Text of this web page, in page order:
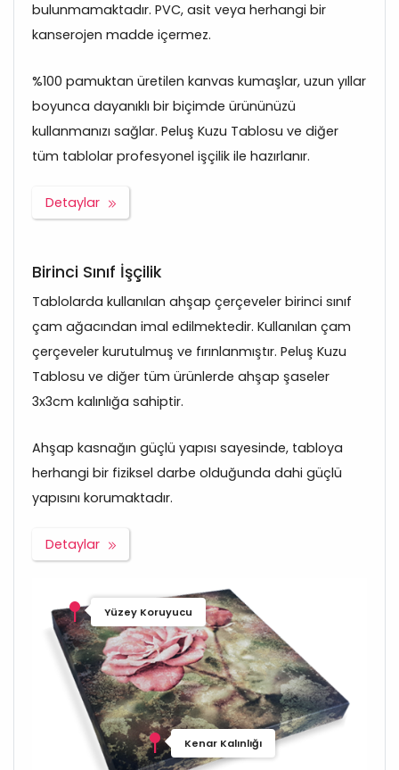
bulunmamaktadır. PVC, asit veya herhangi bir
kanserojen madde içermez.
%100 pamuktan üretilen kanvas kumaşlar, uzun yıllar
boyunca dayanıklı bir biçimde ürününüzü
kullanmanızı sağlar. Peluş Kuzu Tablosu ve diğer
tüm tablolar profesyonel işçilik ile hazırlanır.
Detaylar
Birinci Sınıf İşçilik
Tablolarda kullanılan ahşap çerçeveler birinci sınıf
çam ağacından imal edilmektedir. Kullanılan çam
çerçeveler kurutulmuş ve fırınlanmıştır. Peluş Kuzu
Tablosu ve diğer tüm ürünlerde ahşap şaseler
3x3cm kalınlığa sahiptir.
Ahşap kasnağın güçlü yapısı sayesinde, tabloya
herhangi bir fiziksel darbe olduğunda dahi güçlü
yapısını korumaktadır.
Detaylar
Yüzey Koruyucu
Kenar Kalınlığı